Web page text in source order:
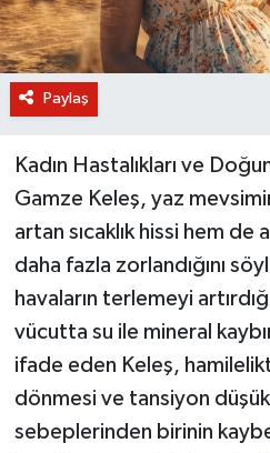
Paylaş
Kadın Hastalıkları ve
Gamze Keleş, yaz
artan sıcaklık hissi hem de
daha fazla zorlandığını
havaların terlemeyi
vücutta su ile mineral
ifade eden Keleş,
dönmesi ve tansiyon
sebeplerinden birinin